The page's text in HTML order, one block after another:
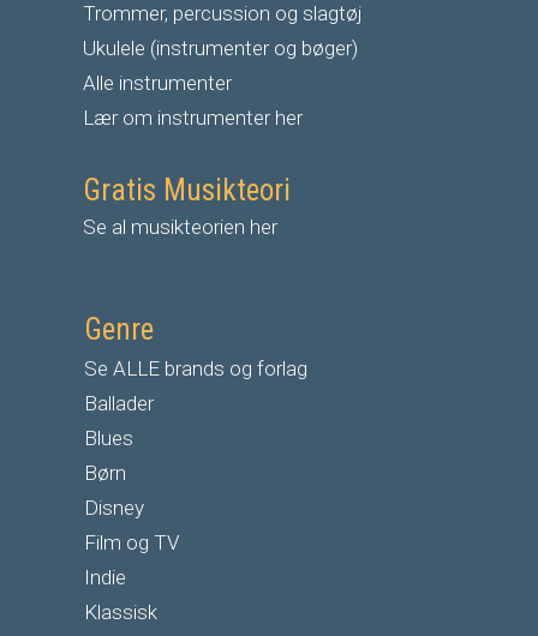
Trommer, percussion og slagtøj
Ukulele (instrumenter og bøger)
Alle instrumenter
Lær om instrumenter her
Gratis Musikteori
Se al musikteorien her
Genre
Se ALLE brands og forlag
Ballader
Blues
Børn
Disney
Film og TV
Indie
Klassisk